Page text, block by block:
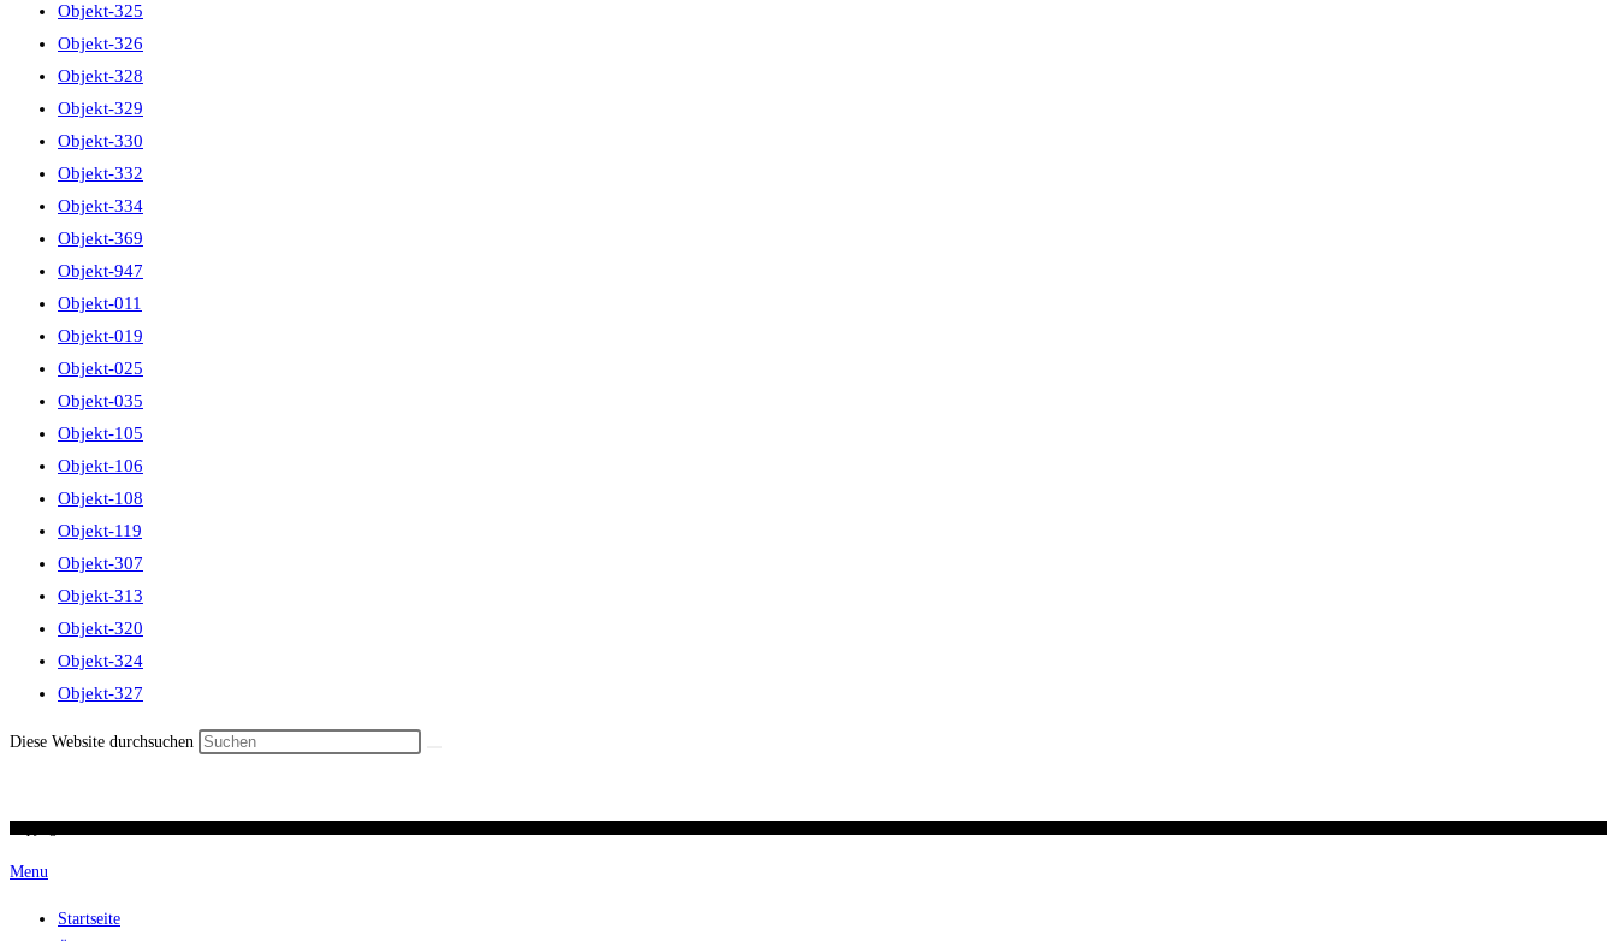
Objekt-325
Objekt-326
Objekt-328
Objekt-329
Objekt-330
Objekt-332
Objekt-334
Objekt-369
Objekt-947
Objekt-011
Objekt-019
Objekt-025
Objekt-035
Objekt-105
Objekt-106
Objekt-108
Objekt-119
Objekt-307
Objekt-313
Objekt-320
Objekt-324
Objekt-327
Diese Website durchsuchen
Menu
Startseite